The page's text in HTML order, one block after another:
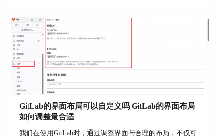
- openssl enc -aes-256-cbc -salt -in source_code.txt -
out source_code.enc -pass env:AES_KEY
artifacts:
paths:
- source_code.enc
上述配置文件定义了一个加密阶段，并在该阶段执
行OpenSSL命令，对source_code.txt文件进行AES加
密，生成加密后的文件source_code.enc。加密过程
GitLab的界面布局可以自定义吗 GitLab的界面布局
如何调整最合适
我们在使用GitLab时，通过调整界面与合理的布局，不仅可